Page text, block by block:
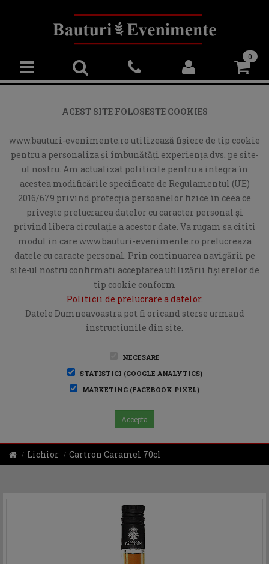
0
ACEST SITE FOLOSESTE COOKIES
www.bauturi-evenimente.ro utilizează fişiere de tip cookie
pentru a personaliza și îmbunătăți experiența dvs. pe site-
ul nostru. Am actualizat politicile pentru a integra în
acestea modificările specificate de Regulamentul (UE)
2016/679 privind protecția persoanelor fizice în ceea ce
privește prelucrarea datelor cu caracter personal și
privind libera circulație a acestor date. Va rugam sa cititi
modul in care www.bauturi-evenimente.ro prelucreaza
datele cu caracte personal. Prin continuarea navigării pe
site-ul nostru confirmati acceptarea utilizării fişierelor de
tip cookie conform
Politicii de prelucrare a datelor.
Datele Dumneavoastra pot fi oricand sterse urmand
instructiunile din site.
NECESARE
STATISTICI (GOOGLE ANALYTICS)
MARKETING (FACEBOOK PIXEL)
Accepta
Lichior Cartron Caramel 70cl